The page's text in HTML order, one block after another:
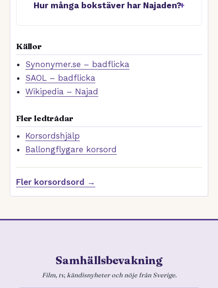
Hur många bokstäver har Najaden?
Källor
Synonymer.se – badflicka
SAOL – badflicka
Wikipedia – Najad
Fler ledtrådar
Korsordshjälp
Ballongflygare korsord
Fler korsordsord →
Samhällsbevakning
Film, tv, kändisnyheter och nöje från Sverige.